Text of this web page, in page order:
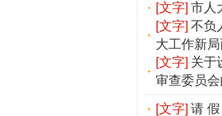
[文字] 市人
[文字] 不负
大工作新
[文字] 关于
审查委员
[文字] 请